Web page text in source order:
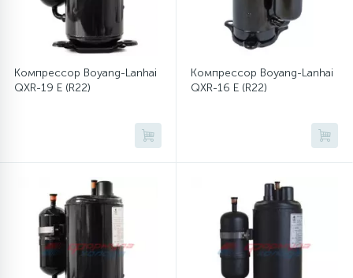
Компрессор Boyang-Lanhai
QXR-19 E (R22)
Компрессор Boyang-Lanhai
QXR-16 E (R22)